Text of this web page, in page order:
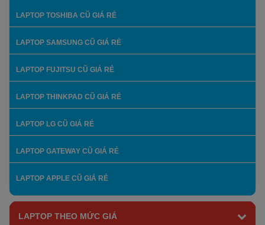
LAPTOP TOSHIBA CŨ GIÁ RẺ
LAPTOP SAMSUNG CŨ GIÁ RẺ
LAPTOP FUJITSU CŨ GIÁ RẺ
LAPTOP THINKPAD CŨ GIÁ RẺ
LAPTOP LG CŨ GIÁ RẺ
LAPTOP GATEWAY CŨ GIÁ RẺ
LAPTOP APPLE CŨ GIÁ RẺ
LAPTOP THEO MỨC GIÁ